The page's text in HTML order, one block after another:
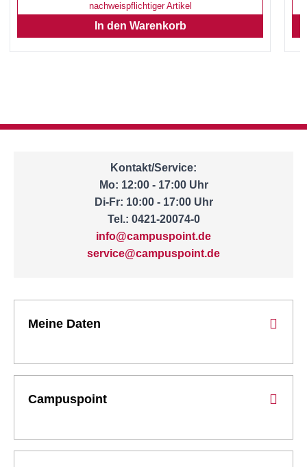
nachweispflichtiger Artikel
Kontakt/Service:
Mo: 12:00 - 17:00 Uhr
Di-Fr: 10:00 - 17:00 Uhr
Tel.: 0421-20074-0
info@campuspoint.de
service@campuspoint.de
Meine Daten
Campuspoint